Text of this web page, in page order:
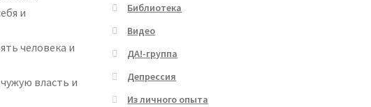
и
человека и
власть и
Библиотека
Видео
ДА!-группа
Депрессия
Из личного опыта